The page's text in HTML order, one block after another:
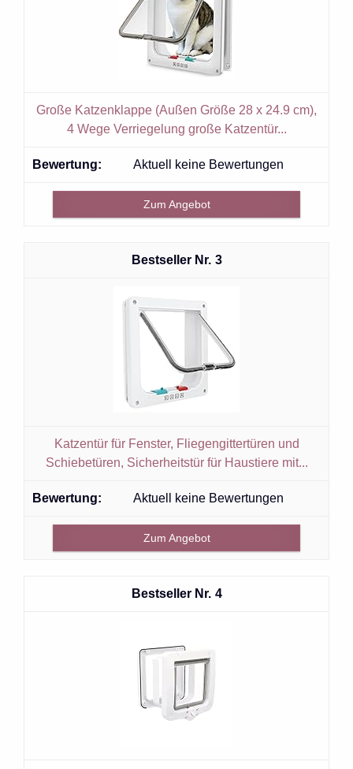
Große Katzenklappe (Außen Größe 28 x 24.9 cm),
4 Wege Verriegelung große Katzentür...
Aktuell keine Bewertungen
Zum Angebot
3
Katzentür für Fenster, Fliegengittertüren und
Schiebetüren, Sicherheitstür für Haustiere mit...
Aktuell keine Bewertungen
Zum Angebot
4